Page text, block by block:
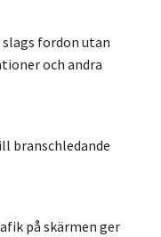
fordon utan
och andra
branschledande
på skärmen ger